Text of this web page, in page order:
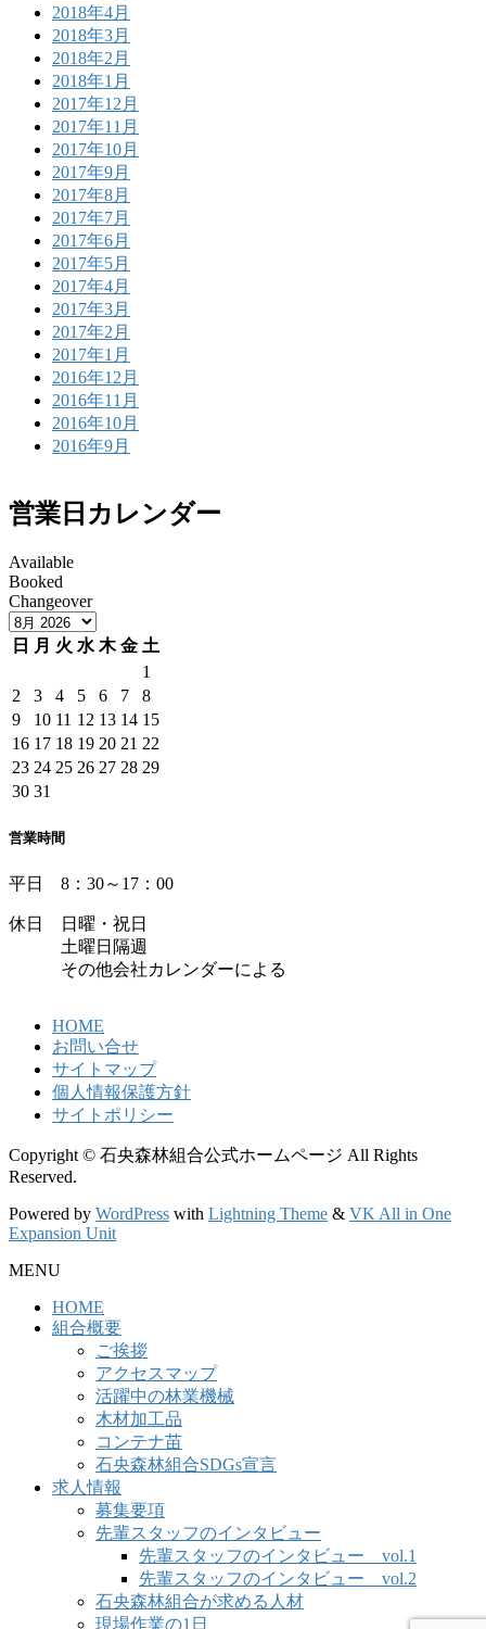
2018年4月
2018年3月
2018年2月
2018年1月
2017年12月
2017年11月
2017年10月
2017年9月
2017年8月
2017年7月
2017年6月
2017年5月
2017年4月
2017年3月
2017年2月
2017年1月
2016年12月
2016年11月
2016年10月
2016年9月
営業日カレンダー
Available
Booked
Changeover
日 月 火 水 木 金 土
1
2
3 4 5 6 7
8
9
10 11 12 13 14 15
16 17 18 19 20 21 22
23 24 25 26 27 28 29
30 31
営業時間
平日 8：30～17：00
休日 日曜・祝日
土曜日隔週
その他会社カレンダーによる
HOME
お問い合せ
サイトマップ
個人情報保護方針
サイトポリシー
Copyright © 石央森林組合公式ホームページ All Rights
Reserved.
Powered by WordPress with Lightning Theme & VK All in One
Expansion Unit
MENU
HOME
組合概要
ご挨拶
アクセスマップ
活躍中の林業機械
木材加工品
コンテナ苗
石央森林組合SDGs宣言
求人情報
募集要項
先輩スタッフのインタビュー
先輩スタッフのインタビュー vol.1
先輩スタッフのインタビュー vol.2
石央森林組合が求める人材
現場作業の1日